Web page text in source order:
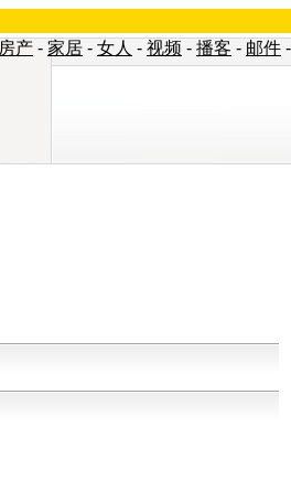
房产 - 家居 - 女人 - 视频 - 播客 - 邮件 -